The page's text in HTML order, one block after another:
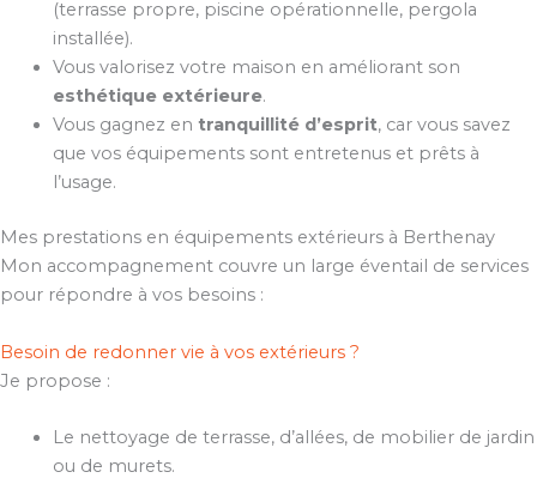
(terrasse propre, piscine opérationnelle, pergola
installée).
Vous valorisez votre maison en améliorant son
esthétique extérieure.
Vous gagnez en tranquillité d’esprit, car vous savez
que vos équipements sont entretenus et prêts à
l’usage.
Mes prestations en équipements extérieurs à Berthenay
Mon accompagnement couvre un large éventail de services
pour répondre à vos besoins :
Besoin de redonner vie à vos extérieurs ?
Je propose :
Le nettoyage de terrasse, d’allées, de mobilier de jardin
ou de murets.